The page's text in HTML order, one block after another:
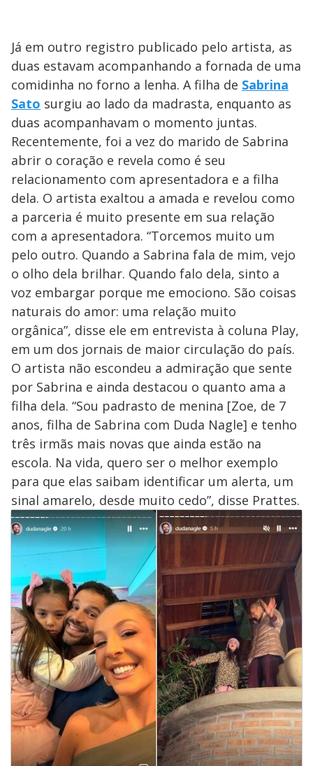
Já em outro registro publicado pelo artista, as
duas estavam acompanhando a fornada de uma
comidinha no forno a lenha. A filha de Sabrina
Sato surgiu ao lado da madrasta, enquanto as
duas acompanhavam o momento juntas.
Recentemente, foi a vez do marido de Sabrina
abrir o coração e revela como é seu
relacionamento com apresentadora e a filha
dela. O artista exaltou a amada e revelou como
a parceria é muito presente em sua relação
com a apresentadora. “Torcemos muito um
pelo outro. Quando a Sabrina fala de mim, vejo
o olho dela brilhar. Quando falo dela, sinto a
voz embargar porque me emociono. São coisas
naturais do amor: uma relação muito
orgânica”, disse ele em entrevista à coluna Play,
em um dos jornais de maior circulação do país.
O artista não escondeu a admiração que sente
por Sabrina e ainda destacou o quanto ama a
filha dela. “Sou padrasto de menina [Zoe, de 7
anos, filha de Sabrina com Duda Nagle] e tenho
três irmãs mais novas que ainda estão na
escola. Na vida, quero ser o melhor exemplo
para que elas saibam identificar um alerta, um
sinal amarelo, desde muito cedo”, disse Prattes.